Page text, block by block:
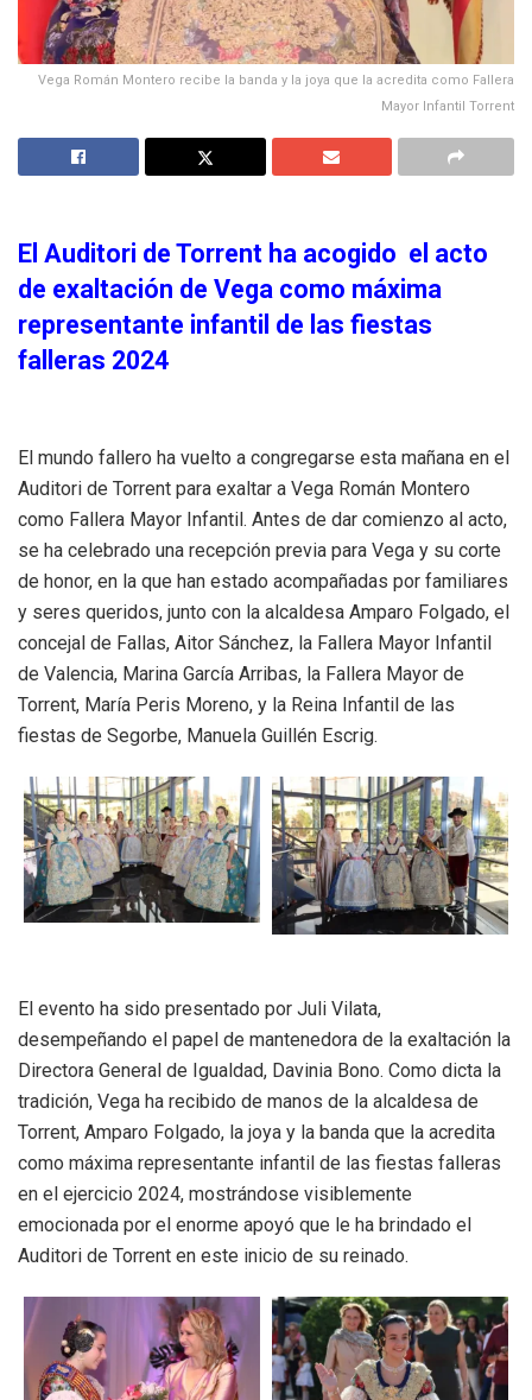
Vega Román Montero recibe la banda y la joya que la acredita como Fallera
Mayor Infantil Torrent
El Auditori de Torrent ha acogido el acto
de exaltación de Vega como máxima
representante infantil de las fiestas
falleras 2024
El mundo fallero ha vuelto a congregarse esta mañana en el
Auditori de Torrent para exaltar a Vega Román Montero
como Fallera Mayor Infantil. Antes de dar comienzo al acto,
se ha celebrado una recepción previa para Vega y su corte
de honor, en la que han estado acompañadas por familiares
y seres queridos, junto con la alcaldesa Amparo Folgado, el
concejal de Fallas, Aitor Sánchez, la Fallera Mayor Infantil
de Valencia, Marina García Arribas, la Fallera Mayor de
Torrent, María Peris Moreno, y la Reina Infantil de las
fiestas de Segorbe, Manuela Guillén Escrig.
El evento ha sido presentado por Juli Vilata,
desempeñando el papel de mantenedora de la exaltación la
Directora General de Igualdad, Davinia Bono. Como dicta la
tradición, Vega ha recibido de manos de la alcaldesa de
Torrent, Amparo Folgado, la joya y la banda que la acredita
como máxima representante infantil de las fiestas falleras
en el ejercicio 2024, mostrándose visiblemente
emocionada por el enorme apoyó que le ha brindado el
Auditori de Torrent en este inicio de su reinado.